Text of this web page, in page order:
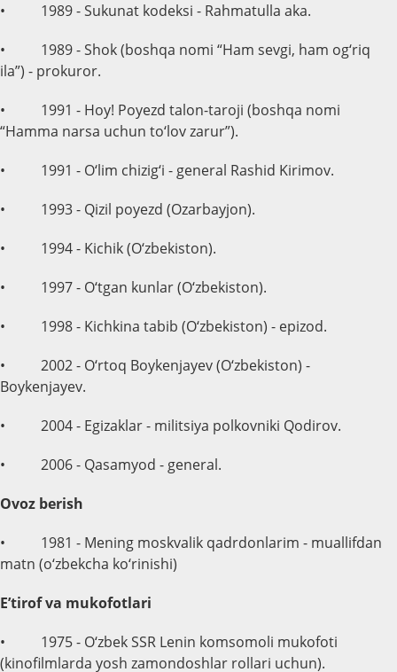
• 1989 - Sukunat kodeksi - Rahmatulla aka.
• 1989 - Shok (boshqa nomi “Ham sevgi, ham og‘riq
ila”) - prokuror.
• 1991 - Hoy! Poyezd talon-taroji (boshqa nomi
“Hamma narsa uchun to‘lov zarur”).
• 1991 - O‘lim chizig‘i - general Rashid Kirimov.
• 1993 - Qizil poyezd (Ozarbayjon).
• 1994 - Kichik (O‘zbekiston).
• 1997 - O‘tgan kunlar (O‘zbekiston).
• 1998 - Kichkina tabib (O‘zbekiston) - epizod.
• 2002 - O‘rtoq Boykenjayev (O‘zbekiston) -
Boykenjayev.
• 2004 - Egizaklar - militsiya polkovniki Qodirov.
• 2006 - Qasamyod - general.
Ovoz berish
• 1981 - Mening moskvalik qadrdonlarim - muallifdan
matn (o‘zbekcha ko‘rinishi)
E’tirof va mukofotlari
• 1975 - O‘zbek SSR Lenin komsomoli mukofoti
(kinofilmlarda yosh zamondoshlar rollari uchun).